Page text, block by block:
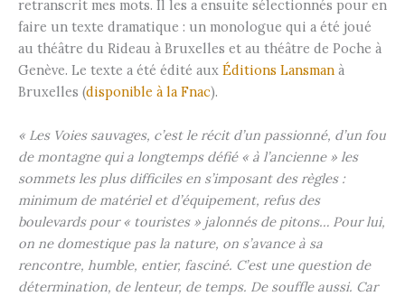
retranscrit mes mots. Il les a ensuite sélectionnés pour en
faire un texte dramatique : un monologue qui a été joué
au théâtre du Rideau à Bruxelles et au théâtre de Poche à
Genève. Le texte a été édité aux Éditions Lansman à
Bruxelles (disponible à la Fnac).
« Les Voies sauvages, c’est le récit d’un passionné, d’un fou
de montagne qui a longtemps défié « à l’ancienne » les
sommets les plus difficiles en s’imposant des règles :
minimum de matériel et d’équipement, refus des
boulevards pour « touristes » jalonnés de pitons… Pour lui,
on ne domestique pas la nature, on s’avance à sa
rencontre, humble, entier, fasciné. C’est une question de
détermination, de lenteur, de temps. De souffle aussi. Car